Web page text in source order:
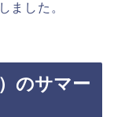
ました。
のサマー